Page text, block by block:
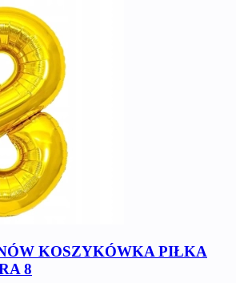
KOSZYKÓWKA PIŁKA
8